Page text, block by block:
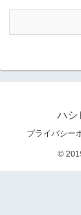
ハシ
プライバシー
©